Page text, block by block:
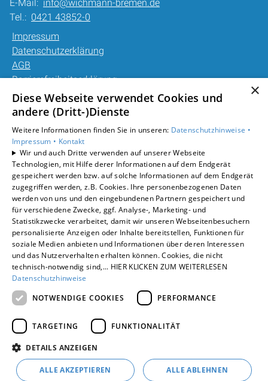
E-Mail: info@wichmann-bremen.de
Tel.: 0421 43852-0
Impressum
Datenschutzerklärung
AGB
Barrierefreiheitserklärung
Unsere Bereiche
Gewerbekunden
Karriere
Unternehmen
Kontakt
×
Diese Webseite verwendet Cookies und
andere (Dritt-)Dienste
Weitere Informationen finden Sie in unseren: Datenschutzhinweise •
Impressum • Kontakt
Wir und auch Dritte verwenden auf unserer Webseite
Technologien, mit Hilfe derer Informationen auf dem Endgerät
gespeichert werden bzw. auf solche Informationen auf dem Endgerät
zugegriffen werden, z.B. Cookies. Ihre personenbezogenen Daten
werden von uns und den eingebundenen Partnern gespeichert und
für verschiedene Zwecke, ggf. Analyse-, Marketing- und
Statistikzwecke verarbeitet, damit wir unseren Webseitenbesuchern
personalisierte Anzeigen oder Inhalte bereitstellen, Funktionen für
soziale Medien anbieten und Informationen über deren Interessen
und das Nutzerverhalten erhalten können. Cookies, die nicht
technisch-notwendig sind,... HIER KLICKEN ZUM WEITERLESEN
Datenschutzhinweise
NOTWENDIGE COOKIES
PERFORMANCE
TARGETING FUNKTIONALITÄT
DETAILS ANZEIGEN
ALLE AKZEPTIEREN ALLE ABLEHNEN